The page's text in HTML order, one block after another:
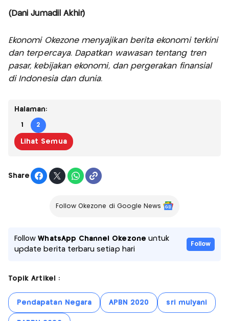
(Dani Jumadil Akhir)
Ekonomi Okezone menyajikan berita ekonomi terkini
dan terpercaya. Dapatkan wawasan tentang tren
pasar, kebijakan ekonomi, dan pergerakan finansial
di Indonesia dan dunia.
Halaman:
1 2
Lihat Semua
Share
Follow Okezone di Google News
FollowWhatsApp Channel Okezone untuk
update berita terbaru setiap hari
Follow
Topik Artikel :
Pendapatan Negara APBN 2020 sri mulyani